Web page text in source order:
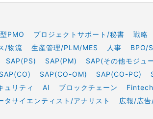
PMO プロジェクトサポート/秘書
戦略
/物流 生産管理/PLM/MES 人事
BPO/
SAP(PS) SAP(PM)
SAP(その他モジュ
SAP(CO) SAP(CO-OM) SAP(CO-PC)
ュリティ AI ブロックチェーン
Fintech
タサイエンティスト/アナリスト
広報/広